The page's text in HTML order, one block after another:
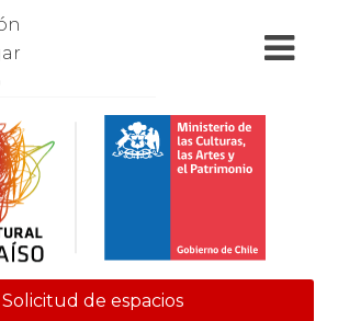
Solicitud de espacios